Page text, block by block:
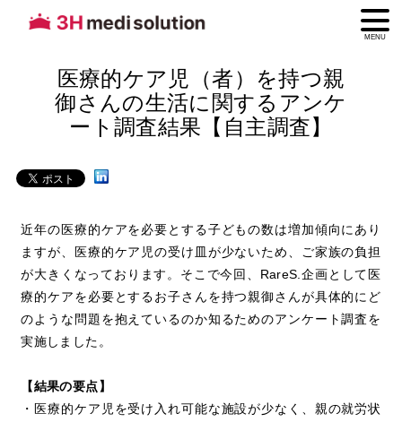
MENU
医療的ケア児（者）を持つ親
御さんの生活に関するアンケ
ート調査結果【自主調査】
近年の医療的ケアを必要とする子どもの数は増加傾向にあり
ますが、医療的ケア児の受け皿が少ないため、ご家族の負担
が大きくなっております。そこで今回、RareS.企画として医
療的ケアを必要とするお子さんを持つ親御さんが具体的にど
のような問題を抱えているのか知るためのアンケート調査を
実施しました。
【結果の要点】
・医療的ケア児を受け入れ可能な施設が少なく、親の就労状